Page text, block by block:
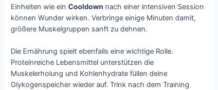
Einheiten wie einCooldown nach einer intensiven Session
können Wunder wirken. Verbringe einige Minuten damit,
größere Muskelgruppen sanft zu dehnen.
Die Ernährung spielt ebenfalls eine wichtige Rolle.
Proteinreiche Lebensmittel unterstützen die
Muskelerholung und Kohlenhydrate füllen deine
Glykogenspeicher wieder auf. Trink nach dem Training